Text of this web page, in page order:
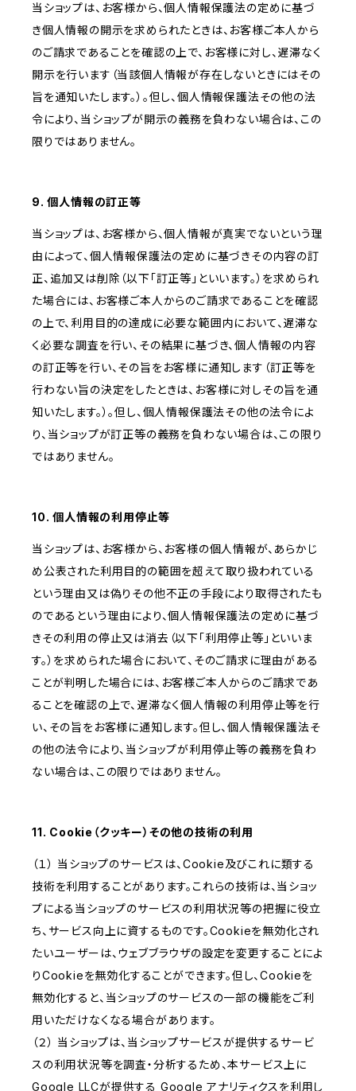
当ショップは、お客様から、個人情報保護法の定めに基づ
き個人情報の開示を求められたときは、お客様ご本人から
のご請求であることを確認の上で、お客様に対し、遅滞なく
開示を行います（当該個人情報が存在しないときにはその
旨を通知いたします。）。但し、個人情報保護法その他の法
令により、当ショップが開示の義務を負わない場合は、この
限りではありません。
9. 個人情報の訂正等
当ショップは、お客様から、個人情報が真実でないという理
由によって、個人情報保護法の定めに基づきその内容の訂
正、追加又は削除（以下「訂正等」といいます。）を求められ
た場合には、お客様ご本人からのご請求であることを確認
の上で、利用目的の達成に必要な範囲内において、遅滞な
く必要な調査を行い、その結果に基づき、個人情報の内容
の訂正等を行い、その旨をお客様に通知します（訂正等を
行わない旨の決定をしたときは、お客様に対しその旨を通
知いたします。）。但し、個人情報保護法その他の法令によ
り、当ショップが訂正等の義務を負わない場合は、この限り
ではありません。
10. 個人情報の利用停止等
当ショップは、お客様から、お客様の個人情報が、あらかじ
め公表された利用目的の範囲を超えて取り扱われている
という理由又は偽りその他不正の手段により取得されたも
のであるという理由により、個人情報保護法の定めに基づ
きその利用の停止又は消去（以下「利用停止等」といいま
す。）を求められた場合において、そのご請求に理由がある
ことが判明した場合には、お客様ご本人からのご請求であ
ることを確認の上で、遅滞なく個人情報の利用停止等を行
い、その旨をお客様に通知します。但し、個人情報保護法そ
の他の法令により、当ショップが利用停止等の義務を負わ
ない場合は、この限りではありません。
11. Cookie（クッキー）その他の技術の利用
（１） 当ショップのサービスは、Cookie及びこれに類する
技術を利用することがあります。これらの技術は、当ショッ
プによる当ショップのサービスの利用状況等の把握に役立
ち、サービス向上に資するものです。Cookieを無効化され
たいユーザーは、ウェブブラウザの設定を変更することによ
りCookieを無効化することができます。但し、Cookieを
無効化すると、当ショップのサービスの一部の機能をご利
用いただけなくなる場合があります。
（２） 当ショップは、当ショップサービスが提供するサービ
スの利用状況等を調査・分析するため、本サービス上に
Google LLCが提供する Google アナリティクスを利用し